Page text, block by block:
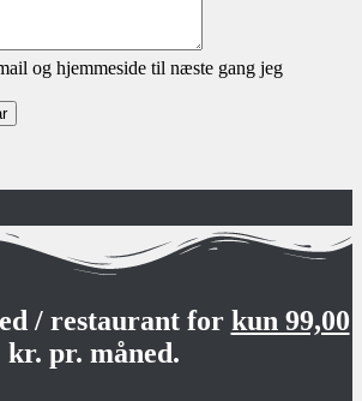
og hjemmeside til næste gang jeg
/ restaurant for kun 99,00
kr. pr. måned.